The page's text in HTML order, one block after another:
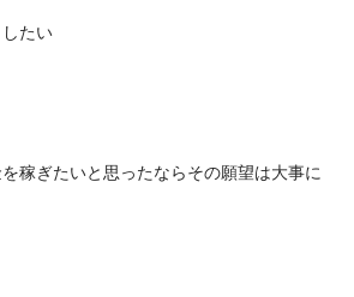
たい
稼ぎたいと思ったならその願望は大事に